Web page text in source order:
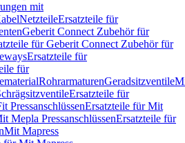
mit
NetzteileErsatzteile für
Geberit Connect Zubehör für
für Geberit Connect Zubehör für
Ersatzteile für
für
RohrarmaturenGeradsitzventile
Ersatzteile für
PressanschlüssenErsatzteile für Mit
Mepla PressanschlüssenErsatzteile für
Mit Mapress